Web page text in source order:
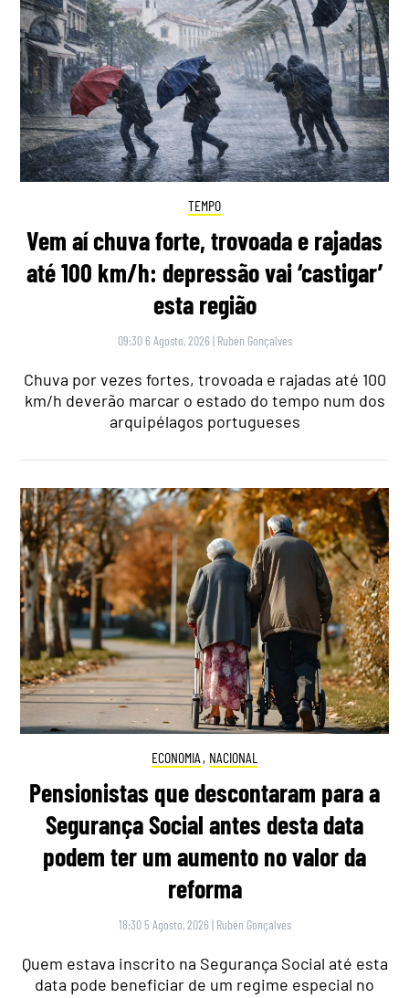
TEMPO
Vem aí chuva forte, trovoada e rajadas
até 100 km/h: depressão vai ‘castigar’
esta região
09:30 6 Agosto, 2026 | Rubén Gonçalves
Chuva por vezes fortes, trovoada e rajadas até 100
km/h deverão marcar o estado do tempo num dos
arquipélagos portugueses
ECONOMIA , NACIONAL
Pensionistas que descontaram para a
Segurança Social antes desta data
podem ter um aumento no valor da
reforma
18:30 5 Agosto, 2026 | Rubén Gonçalves
Quem estava inscrito na Segurança Social até esta
data pode beneficiar de um regime especial no